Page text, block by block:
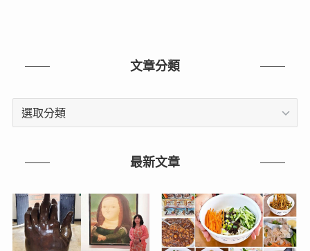
文章分類
文
最新文章